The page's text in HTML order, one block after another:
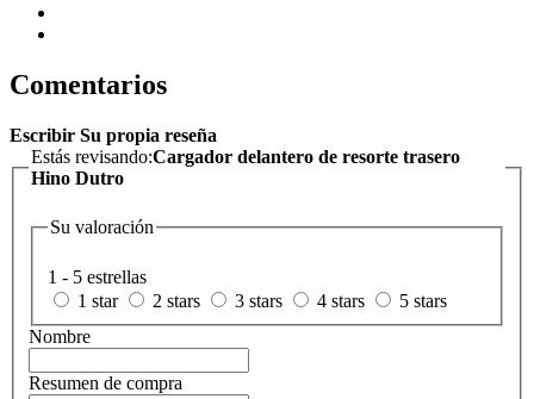
Comentarios
Escribir Su propia reseña
Estás revisando:Cargador delantero de resorte trasero
Hino Dutro
Su valoración
1 - 5 estrellas
1 star
2 stars 3 stars 4 stars
5 stars
Nombre
Resumen de compra